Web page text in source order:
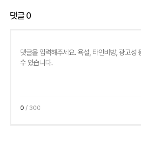
댓글0
0 / 300